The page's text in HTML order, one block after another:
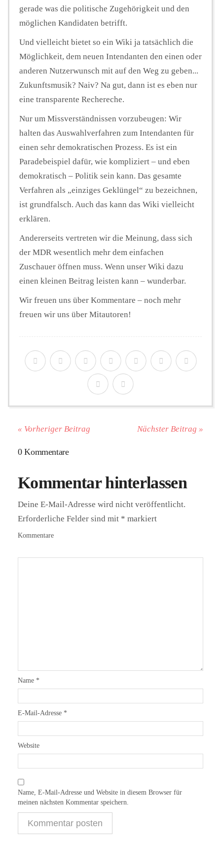
gerade was die politische Zugehörigkeit und den
möglichen Kandidaten betrifft.
Und vielleicht bietet so ein Wiki ja tatsächlich die
Möglichkeit, dem neuen Intendanten den einen oder
anderen Nutzerwunsch mit auf den Weg zu geben...
Zukunftsmusik? Naiv? Na gut, dann ist es eben nur
eine transparente Rechereche.
Nur um Missverständnissen vorzubeugen: Wir
halten das Auswahlverfahren zum Intendanten für
einen sehr demokratischen Prozess. Es ist ein
Paradebeispiel dafür, wie kompliziert – und eben
demokratisch – Politik sein kann. Das gesamte
Verfahren als „einziges Geklüngel“ zu bezeichnen,
ist grundfalsch. Auch das kann das Wiki vielleicht
erklären.
Andererseits vertreten wir die Meinung, dass sich
der MDR wesentlich mehr dem einfachen
Zuschauer öffnen muss. Wenn unser Wiki dazu
einen kleinen Beitrag leisten kann – wunderbar.
Wir freuen uns über Kommentare – noch mehr
freuen wir uns über Mitautoren!
« Vorheriger Beitrag Nächster Beitrag »
0 Kommentare
Kommentar hinterlassen
Deine E-Mail-Adresse wird nicht veröffentlicht.
Erforderliche Felder sind mit * markiert
Kommentare
Name *
E-Mail-Adresse *
Website
Name, E-Mail-Adresse und Website in diesem Browser für
meinen nächsten Kommentar speichern.